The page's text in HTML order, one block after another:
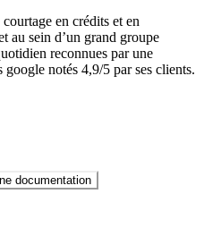
en crédits et en
au sein d’un grand groupe
reconnues par une
notés 4,9/5 par ses clients.
documentation